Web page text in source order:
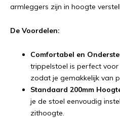
armleggers zijn in hoogte
De Voordelen:
Comfortabel en
trippelstoel is perfect voor
zodat je gemakkelijk van
Standaard 200mm
je de stoel eenvoudig
zithoogte.